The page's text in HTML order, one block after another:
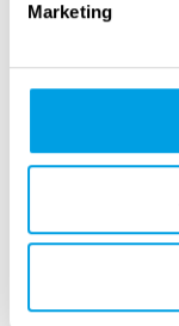
Marketing